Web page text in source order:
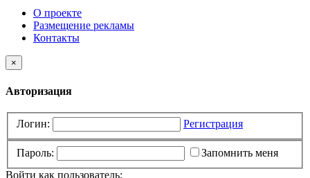
О проекте
Размещение рекламы
Контакты
×
Авторизация
Логин: Регистрация
Пароль:
Запомнить меня
Войти как пользователь: